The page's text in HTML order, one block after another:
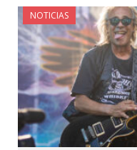
NOTICIAS